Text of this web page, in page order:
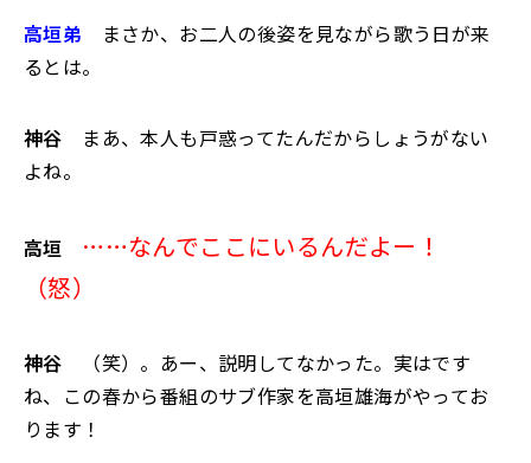
高垣弟
まさか、お二人の後姿を見ながら歌う日が来
るとは。
神谷 まあ、本人も戸惑ってたんだからしょうがない
よね。
高垣
……なんでここにいるんだよー！
（怒）
神谷 （笑）。あー、説明してなかった。実はです
ね、この春から番組のサブ作家を高垣雄海がやってお
ります！